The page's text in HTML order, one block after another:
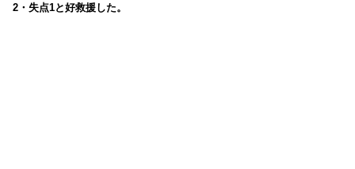
2・失点1と好救援した。